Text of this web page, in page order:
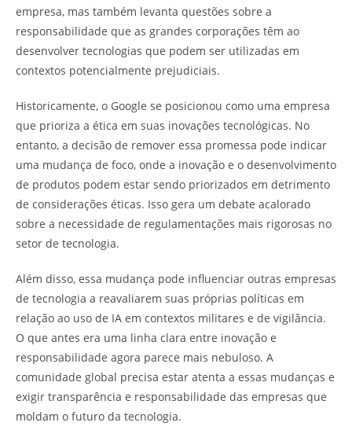
empresa, mas também levanta questões sobre a
responsabilidade que as grandes corporações têm ao
desenvolver tecnologias que podem ser utilizadas em
contextos potencialmente prejudiciais.
Historicamente, o Google se posicionou como uma empresa
que prioriza a ética em suas inovações tecnológicas. No
entanto, a decisão de remover essa promessa pode indicar
uma mudança de foco, onde a inovação e o desenvolvimento
de produtos podem estar sendo priorizados em detrimento
de considerações éticas. Isso gera um debate acalorado
sobre a necessidade de regulamentações mais rigorosas no
setor de tecnologia.
Além disso, essa mudança pode influenciar outras empresas
de tecnologia a reavaliarem suas próprias políticas em
relação ao uso de IA em contextos militares e de vigilância.
O que antes era uma linha clara entre inovação e
responsabilidade agora parece mais nebuloso. A
comunidade global precisa estar atenta a essas mudanças e
exigir transparência e responsabilidade das empresas que
moldam o futuro da tecnologia.